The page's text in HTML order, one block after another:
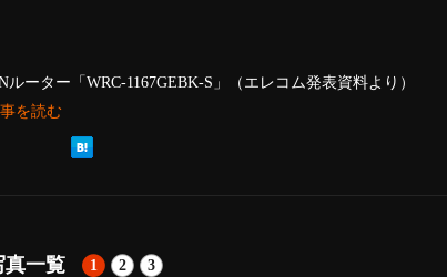
ルーター「WRC-1167GEBK-S」（エレコム発表資料より）
を読む
真一覧 1 2 3